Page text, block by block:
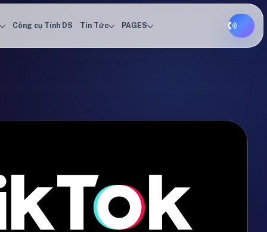
Công cụ Tính DS Tin Tức PAGES